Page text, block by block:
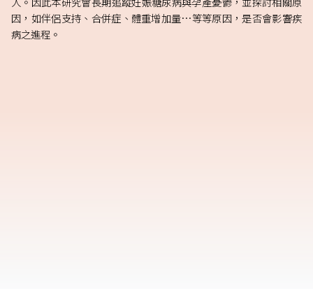
因，如伴侶支持、合併症、體重增加量…等等原因，是否會影響疾
病之進程。